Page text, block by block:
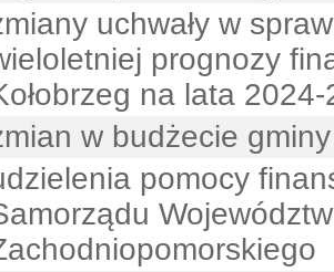
uchwały w
prognozy
na lata
w budżecie
pomocy